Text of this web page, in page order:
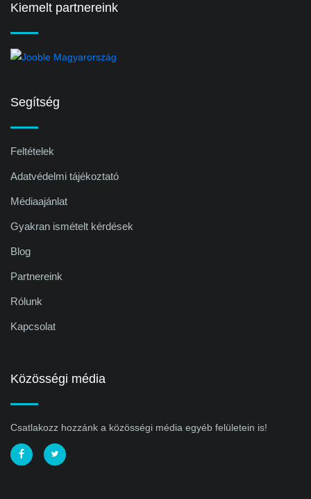
Kiemelt partnereink
Segítség
Feltételek
Adatvédelmi tájékoztató
Médiaajánlat
Gyakran ismételt kérdések
Blog
Partnereink
Rólunk
Kapcsolat
Közösségi média
Csatlakozz hozzánk a közösségi média egyéb felületein is!